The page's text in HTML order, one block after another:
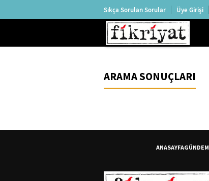
Sıkça Sorulan Sorular Üye Girişi
ARAMA SONUÇLARI
ANASAYFAGÜNDEM